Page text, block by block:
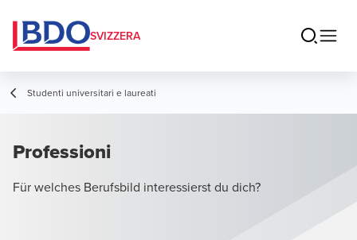
SVIZZERA
Studenti universitari e laureati
Professioni
Für welches Berufsbild interessierst du dich?